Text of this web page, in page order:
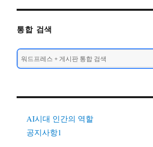
통합 검색
AI시대 인간의 역할
공지사항1